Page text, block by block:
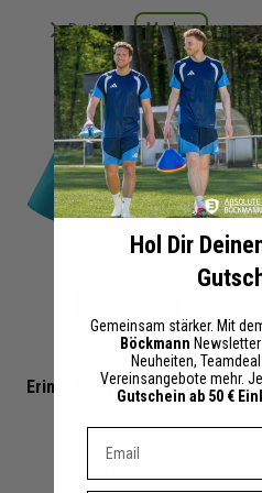
Details Merken
+ 2 Interessenten
Erima 5-C T-Shirt Teamline
16,00 €
Hol Dir
Gemeinsam stärker. Mit
Böckmann
Neuheiten,
Vereinsangebote mehr.
Gutschein ab 50 €
Dein E-mail Adresse